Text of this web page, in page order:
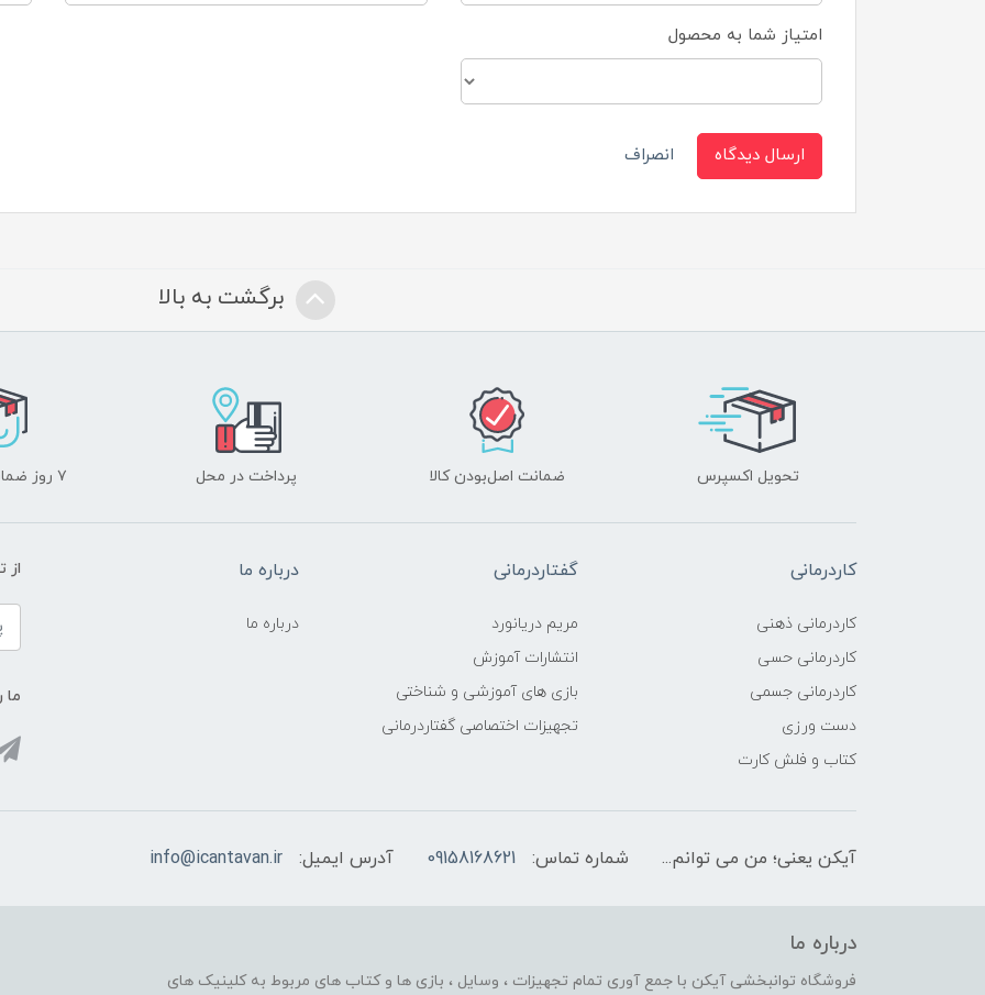
امتیاز شما به محصول
ارسال دیدگاه انصراف
برگشت به بالا
تحویل اکسپرس ضمانت اصل‌بودن کالا پرداخت در محل ۷ روز ضمانت بازگشت
کاردرمانی
کاردرمانی ذهنی
کاردرمانی حسی
کاردرمانی جسمی
دست ورزی
کتاب و فلش کارت
گفتاردرمانی
مریم دریانورد
انتشارات آموزش
بازی های آموزشی و شناختی
تجهیزات اختصاصی گفتاردرمانی
درباره ما
درباره ما
از
ما
آیکن یعنی؛ من می توانم... شماره تماس: 09158168621 آدرس ایمیل: info@icantavan.ir
درباره ما
فروشگاه توانبخشی آیکن با جمع آوری تمام تجهیزات ، وسایل ، بازی ها و کتاب های مربوط به کلینیک های